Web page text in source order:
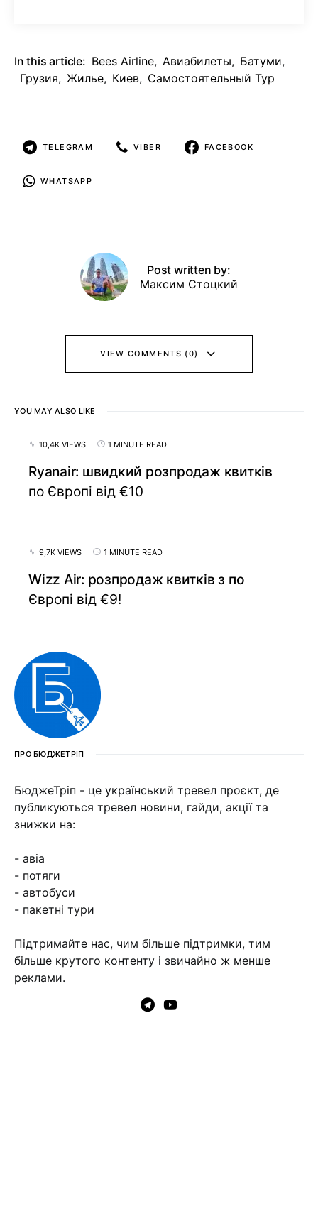
In this article: Bees Airline, Авиабилеты, Батуми,
Грузия, Жилье, Киев, Самостоятельный Тур
TELEGRAM VIBER FACEBOOK
WHATSAPP
Post written by:
Максим Стоцкий
VIEW COMMENTS (0)
YOU MAY ALSO LIKE
10,4K VIEWS 1 MINUTE READ
Ryanair: швидкий розпродаж квитків
по Європі від €10
9,7K VIEWS 1 MINUTE READ
Wizz Air: розпродаж квитків з по
Європі від €9!
ПРО БЮДЖЕТРІП
БюджеТріп - це український тревел проєкт, де
публикуються тревел новини, гайди, акції та
знижки на:
- авіа
- потяги
- автобуси
- пакетні тури
Підтримайте нас, чим більше підтримки, тим
більше крутого контенту і звичайно ж менше
реклами.